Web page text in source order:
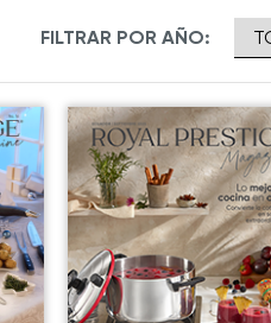
FILTRAR POR AÑO: